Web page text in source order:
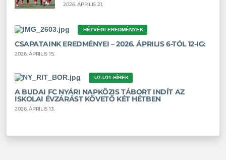
2026. ÁPRILIS 21.
HÉTVÉGI EREDMÉNYEK
CSAPATAINK EREDMÉNYEI – 2026. ÁPRILIS 6-TÓL 12-IG:
2026. ÁPRILIS 15.
U7-U11 HÍREK
A BUDAI FC NYÁRI NAPKÖZIS TÁBORT INDÍT AZ
ISKOLAI ÉVZÁRÁST KÖVETŐ KÉT HÉTBEN
2026. ÁPRILIS 13.